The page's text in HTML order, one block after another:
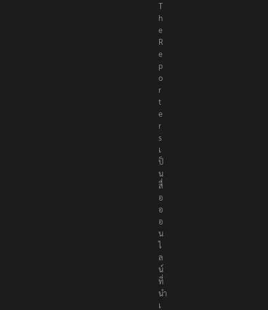
T
h
e
R
e
p
o
r
t
e
r
s
เ
ป็
น
สื่
อ
อ
อ
น
ไ
ล
น์
ที่
นำ
เ